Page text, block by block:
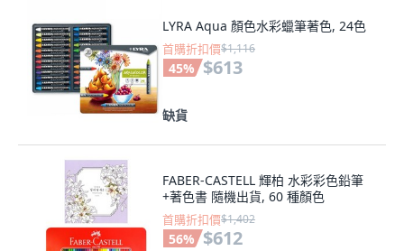
LYRA Aqua 顏色水彩蠟筆著色, 24色
首購折扣價$1,116
45% $613
缺貨
FABER-CASTELL 輝柏 水彩彩色鉛筆
+著色書 隨機出貨, 60 種顏色
首購折扣價$1,402
56% $612